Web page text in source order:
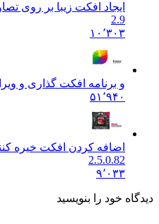
ایجاد افکت زیبا بر روی تصاویر
۱۰٬۳۰۳
و برنامه افکت گذاری و ویرایش
۵۱٬۹۴۰
اضافه کردن افکت خیره کننده
2.5.0.82
۹٬۰۳۳
خود را بنویسید